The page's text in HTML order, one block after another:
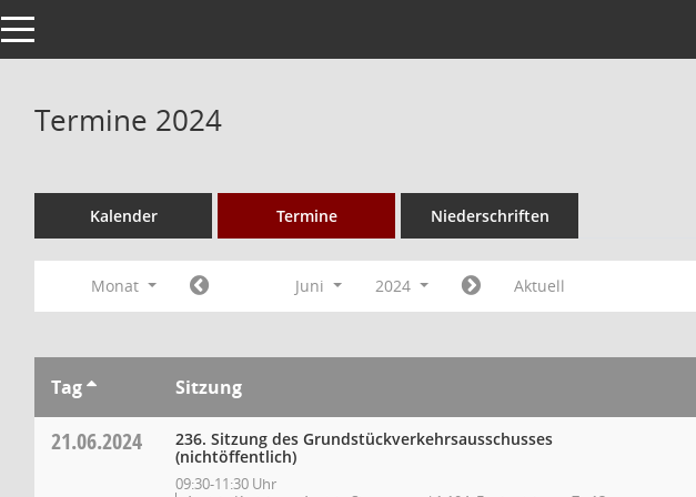
Toggle navigation
Termine 2024
Kalender Termine Niederschriften
Monat Juni 2024 Aktuell
Tag Sitzung
21.06.2024
236. Sitzung des Grundstückverkehrsausschusses
(nichtöffentlich)
09:30-11:30 Uhr